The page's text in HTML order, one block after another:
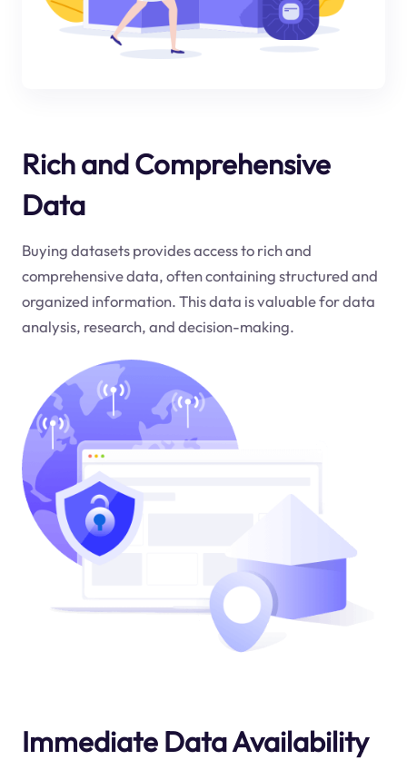
Rich and Comprehensive
Data
Buying datasets provides access to rich and
comprehensive data, often containing structured and
organized information. This data is valuable for data
analysis, research, and decision-making.
Immediate Data Availability